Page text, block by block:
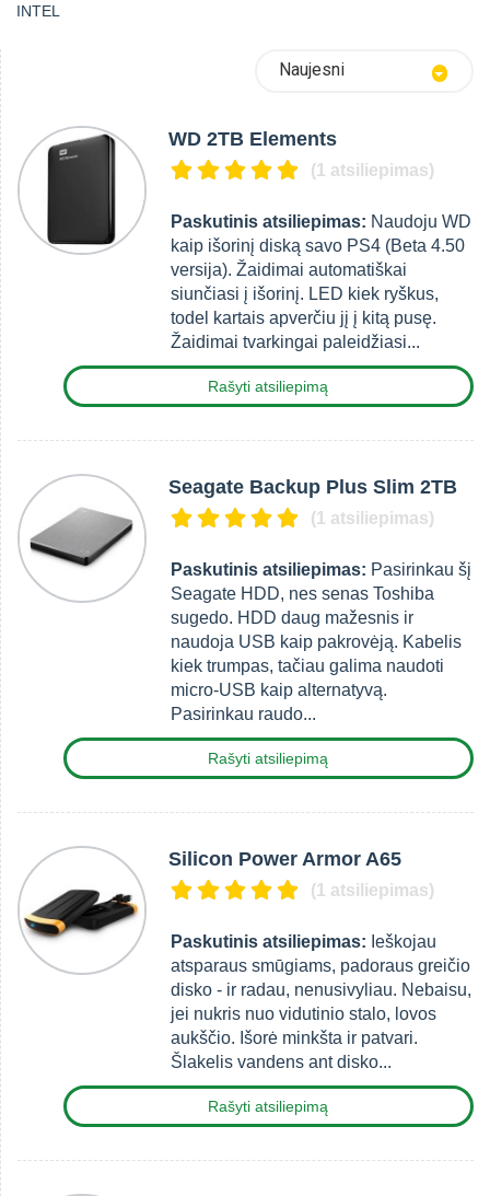
INTEL
Naujesni
WD 2TB Elements
(1 atsiliepimas)
Paskutinis atsiliepimas: Naudoju WD
kaip išorinį diską savo PS4 (Beta 4.50
versija). Žaidimai automatiškai
siunčiasi į išorinį. LED kiek ryškus,
todel kartais apverčiu jį į kitą pusę.
Žaidimai tvarkingai paleidžiasi...
Rašyti atsiliepimą
Seagate Backup Plus Slim 2TB
(1 atsiliepimas)
Paskutinis atsiliepimas: Pasirinkau šį
Seagate HDD, nes senas Toshiba
sugedo. HDD daug mažesnis ir
naudoja USB kaip pakrovėją. Kabelis
kiek trumpas, tačiau galima naudoti
micro-USB kaip alternatyvą.
Pasirinkau raudo...
Rašyti atsiliepimą
Silicon Power Armor A65
(1 atsiliepimas)
Paskutinis atsiliepimas: Ieškojau
atsparaus smūgiams, padoraus greičio
disko - ir radau, nenusivyliau. Nebaisu,
jei nukris nuo vidutinio stalo, lovos
aukščio. Išorė minkšta ir patvari.
Šlakelis vandens ant disko...
Rašyti atsiliepimą